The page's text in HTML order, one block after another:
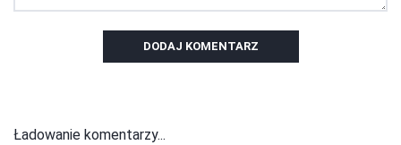
DODAJ KOMENTARZ
Ładowanie komentarzy...